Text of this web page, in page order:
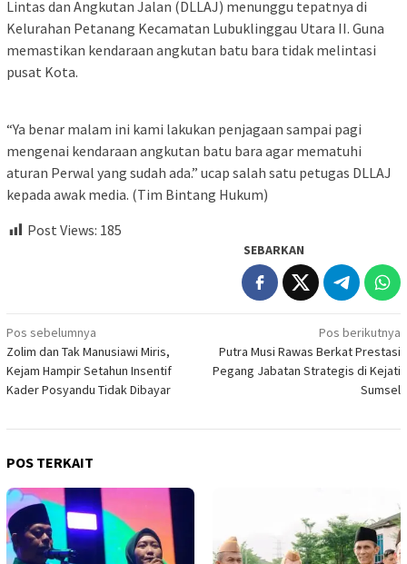
Lintas dan Angkutan Jalan (DLLAJ) menunggu tepatnya di
Kelurahan Petanang Kecamatan Lubuklinggau Utara II. Guna
memastikan kendaraan angkutan batu bara tidak melintasi
pusat Kota.
“Ya benar malam ini kami lakukan penjagaan sampai pagi
mengenai kendaraan angkutan batu bara agar mematuhi
aturan Perwal yang sudah ada.” ucap salah satu petugas DLLAJ
kepada awak media. (Tim Bintang Hukum)
Post Views: 185
SEBARKAN
Navigasi
pos
Pos sebelumnya
Zolim dan Tak Manusiawi Miris,
Kejam Hampir Setahun Insentif
Kader Posyandu Tidak Dibayar
Pos berikutnya
Putra Musi Rawas Berkat Prestasi
Pegang Jabatan Strategis di Kejati
Sumsel
POS TERKAIT